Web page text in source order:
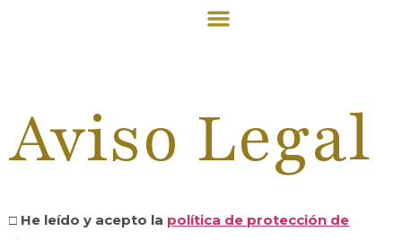
Aviso Legal
□ He leído y acepto la política de protección de